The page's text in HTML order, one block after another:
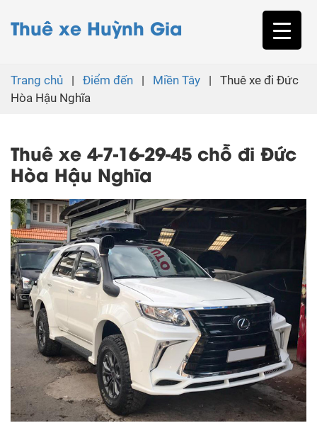
Thuê xe Huỳnh Gia
Trang chủ | Điểm đến | Miền Tây |
Thuê xe đi Đức
Hòa Hậu Nghĩa
Thuê xe 4-7-16-29-45 chỗ đi Đức
Hòa Hậu Nghĩa